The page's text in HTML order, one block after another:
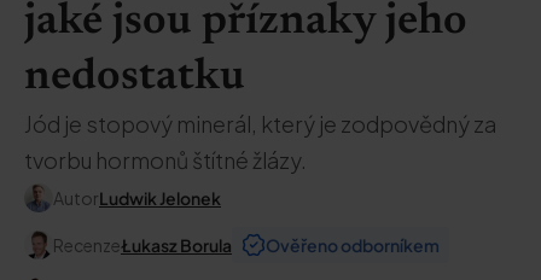
jaké jsou příznaky jeho
nedostatku
Jód je stopový minerál, který je zodpovědný za
tvorbu hormonů štítné žlázy.
AutorLudwik Jelonek
RecenzeŁukasz Borula Ověřeno odborníkem